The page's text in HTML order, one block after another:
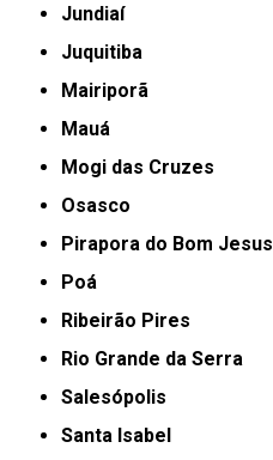
Jundiaí
Juquitiba
Mairiporã
Mauá
Mogi das Cruzes
Osasco
Pirapora do Bom Jesus
Poá
Ribeirão Pires
Rio Grande da Serra
Salesópolis
Santa Isabel